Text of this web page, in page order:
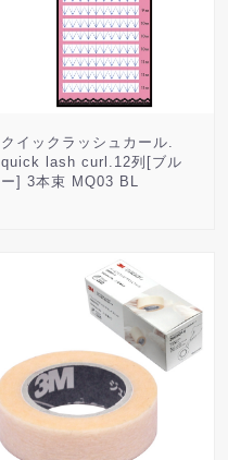
クイックラッシュカール.
quick lash curl.12列[ブル
ー] 3本束 MQ03 BL